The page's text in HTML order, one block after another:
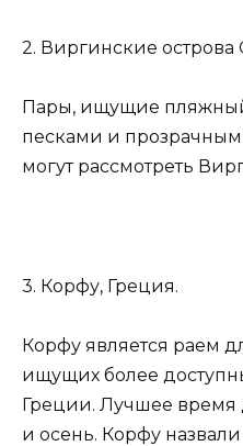
2. Виргинские
Пары, ищущие
песками и
могут рассмотреть
3. Корфу, Греция.
Корфу является раем
ищущих более
Греции. Лучшее
и осень. Корфу